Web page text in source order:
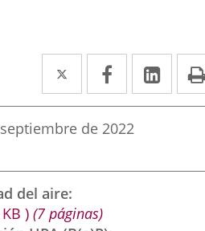
Twitter
Enlace
a
una
externa.
Facebook
Enlace
a
una
externa.
a
de 2022
del aire
KB ) (7 páginas)